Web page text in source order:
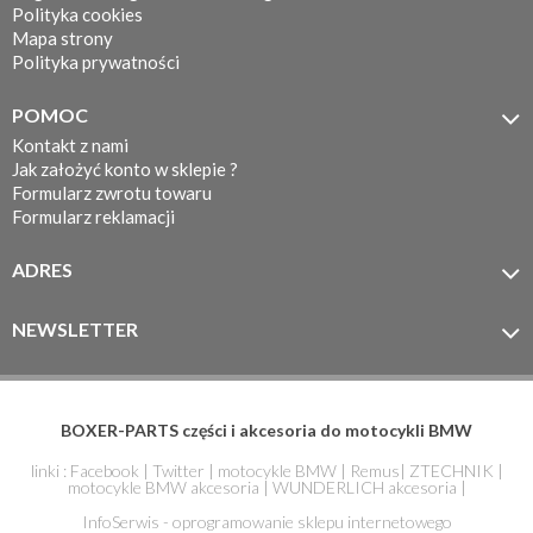
Polityka cookies
Mapa strony
Polityka prywatności
POMOC 
Kontakt z nami
Jak założyć konto w sklepie ?
Formularz zwrotu towaru
Formularz reklamacji
ADRES 
ul. Koronkarska 7/11
NEWSLETTER 
BOXER-PARTS części i akcesoria do motocykli BMW
linki : Facebook | Twitter | motocykle BMW| Remus| ZTECHNIK |
motocykle BMW akcesoria | WUNDERLICH akcesoria |
InfoSerwis - oprogramowanie sklepu internetowego